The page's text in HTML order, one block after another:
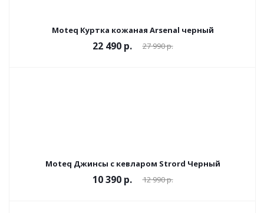
Moteq Куртка кожаная Arsenal черный
22 490 р. 27 990 р.
Moteq Джинсы с кевларом Strord Черный
10 390 р. 12 990 р.